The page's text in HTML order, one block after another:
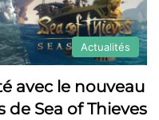
Actualités
avec le nouveau
de Sea of Thieves